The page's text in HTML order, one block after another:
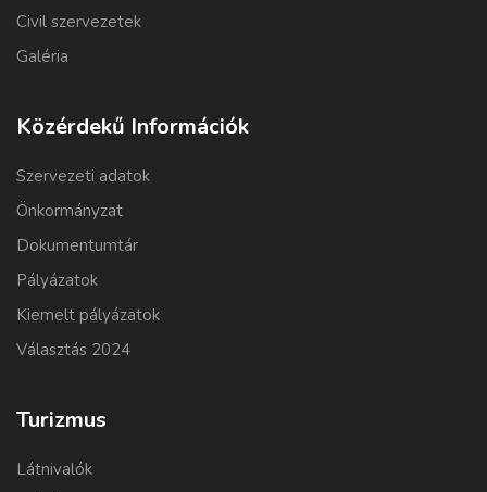
Civil szervezetek
Galéria
Közérdekű Információk
Szervezeti adatok
Önkormányzat
Dokumentumtár
Pályázatok
Kiemelt pályázatok
Választás 2024
Turizmus
Látnivalók